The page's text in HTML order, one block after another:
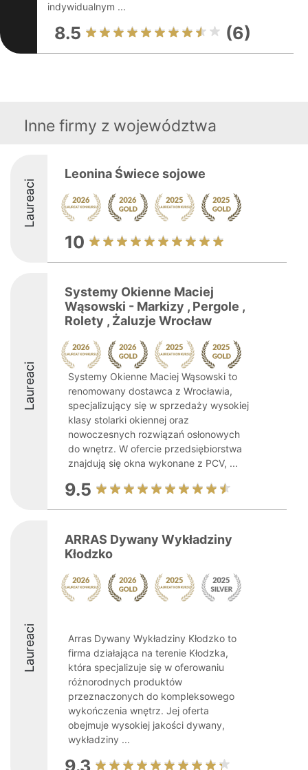
indywidualnym ...
8.5 (6)
Inne firmy z województwa
Laureaci
Leonina Świece sojowe
10
Laureaci
Systemy Okienne Maciej
Wąsowski - Markizy , Pergole ,
Rolety , Żaluzje Wrocław
Systemy Okienne Maciej Wąsowski to
renomowany dostawca z Wrocławia,
specjalizujący się w sprzedaży wysokiej
klasy stolarki okiennej oraz
nowoczesnych rozwiązań osłonowych
do wnętrz. W ofercie przedsiębiorstwa
znajdują się okna wykonane z PCV, ...
9.5
Laureaci
ARRAS Dywany Wykładziny
Kłodzko
Arras Dywany Wykładziny Kłodzko to
firma działająca na terenie Kłodzka,
która specjalizuje się w oferowaniu
różnorodnych produktów
przeznaczonych do kompleksowego
wykończenia wnętrz. Jej oferta
obejmuje wysokiej jakości dywany,
wykładziny ...
9.3